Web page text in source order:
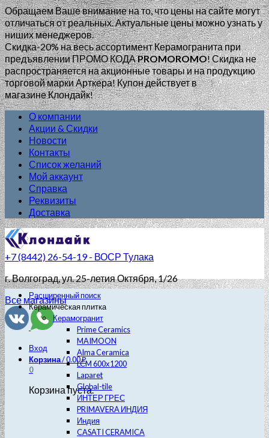
Обращаем Ваше внимание на то, что цены на сайте могут
отличаться от реальных. Актуальные цены можно узнать у
ниших менеджеров.
Скидка-20% на весь ассортимент Керамогранита при
предъявлении ПРОМО КОДАPROMOROMO!Скидка не
распространяется на акционные товары и на продукцию
торговой марки Арткера! Купон действует в
магазине Клондайк!
О компании
Акции & Скидки
Новости
Контакты
Список желаний
Мой аккаунт
Справка
Реквизиты
Доставка
+7 (8442) 26-54-19 - ВОСР Тулака
г. Волгоград, ул. 25-летия Октября, 1/26
Все магазины
Вход
Корзина/0.00₽
0
Корзина пуста.
Расширенный поиск
Керамическая плитка
Керамогранит
Prime Ceramics
MAIMOON
Alma Ceramica
LCM 600х1200
Laparet
Global-tile
ИНТЕР ГРЕС
PRIMAVERA ИНДИЯ
Индия
CASATI CERAMICA